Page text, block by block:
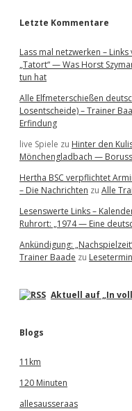
Letzte Kommentare
Lass mal netzwerken –
„Tatort“ — Was Horst
tun hat
Alle Elfmeterschießen
Losentscheide) – Trainer
Erfindung
live Spiele zu Hinter den
Mönchengladbach —
Hertha BSC verpflichtet
– Die Nachrichten zu Alle
Lesenswerte Links –
Ruhrort: „1974 — Eine
Ankündigung:
Trainer Baade zu
Aktuell auf „In
Blogs
11km
120 Minuten
allesausseraas